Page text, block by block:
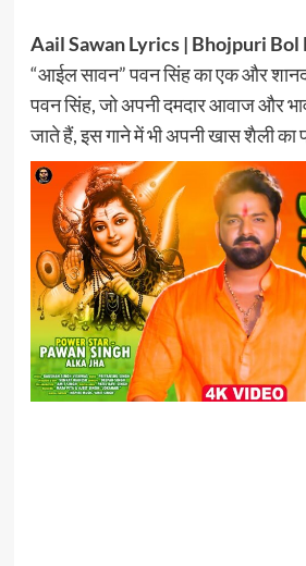
Aail Sawan Lyrics | Bhojpuri Bol
“आईल सावन” पवन सिंह का एक और
पवन सिंह, जो अपनी दमदार आवाज और
जाते हैं, इस गाने में भी अपनी खास शैली का